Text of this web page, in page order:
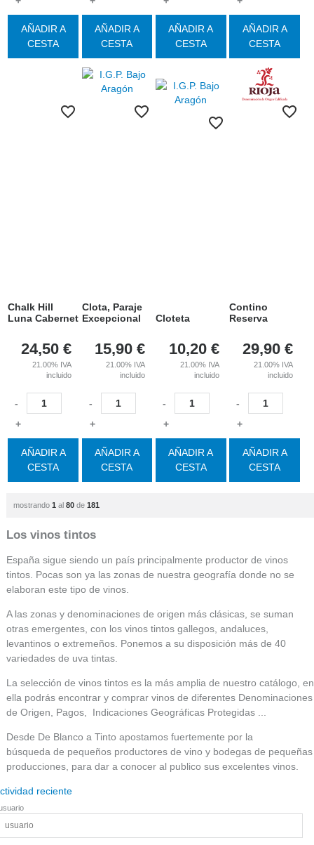
AÑADIR A
CESTA
AÑADIR A
CESTA
AÑADIR A
CESTA
AÑADIR A
CESTA
Chalk Hill
Luna Cabernet
24,50 €
21.00% IVA
incluido
-
+
AÑADIR A
CESTA
Clota, Paraje
Excepcional
15,90 €
21.00% IVA
incluido
-
+
AÑADIR A
CESTA
Cloteta
10,20 €
21.00% IVA
incluido
-
+
AÑADIR A
CESTA
Contino
Reserva
29,90 €
21.00% IVA
incluido
-
+
AÑADIR A
CESTA
mostrando 1 al 80de 181
Los vinos tintos
España sigue siendo un país principalmente productor de vinos
tintos. Pocas son ya las zonas de nuestra geografía donde no se
elaboran este tipo de vinos.
A las zonas y denominaciones de origen más clásicas, se suman
otras emergentes, con los vinos tintos gallegos, andaluces,
levantinos o extremeños. Ponemos a su disposición más de 40
variedades de uva tintas.
La selección de vinos tintos es la más amplia de nuestro catálogo, en
ella podrás encontrar y comprar vinos de diferentes Denominaciones
de Origen, Pagos, Indicaciones Geográficas Protegidas ...
Desde De Blanco a Tinto apostamos fuertemente por la
búsqueda de pequeños productores de vino y bodegas de pequeñas
producciones, para dar a conocer al publico sus excelentes vinos.
reciente